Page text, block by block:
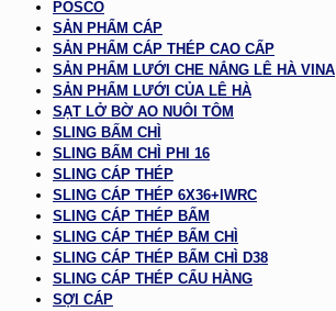
POSCO
SẢN PHẨM CÁP
SẢN PHẨM CÁP THÉP CAO CẤP
SẢN PHẨM LƯỚI CHE NẮNG LÊ HÀ VINA
SẢN PHẨM LƯỚI CỦA LÊ HÀ
SẠT LỞ BỜ AO NUÔI TÔM
SLING BẤM CHÌ
SLING BẤM CHÌ PHI 16
SLING CÁP THÉP
SLING CÁP THÉP 6X36+IWRC
SLING CÁP THÉP BẤM
SLING CÁP THÉP BẤM CHÌ
SLING CÁP THÉP BẤM CHÌ D38
SLING CÁP THÉP CẨU HÀNG
SỢI CÁP